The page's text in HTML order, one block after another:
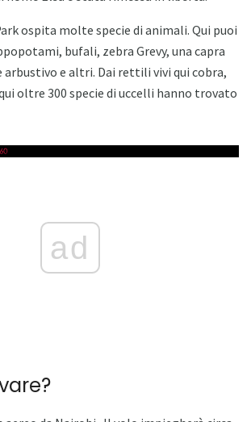
ospita molte specie di animali. Qui puoi
bufali, zebra Grevy, una capra
arbustivo e altri. Dai rettili vivi qui cobra,
oltre 300 specie di uccelli hanno trovato
ad